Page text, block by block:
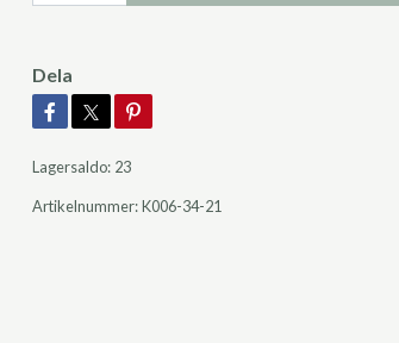
Dela
Lagersaldo: 23
Artikelnummer:K006-34-21